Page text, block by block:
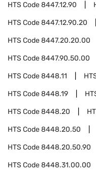
HTS Code8447.12.90
HTS Code8447.12.90.20
HTS Code8447.20.20.00
HTS Code8447.90.50.00
HTS Code8448.11
HTS Code8448.19
HTS Code8448.20
HTS Code8448.20.50
HTS Code8448.20.50.90
HTS Code8448.31.00.00